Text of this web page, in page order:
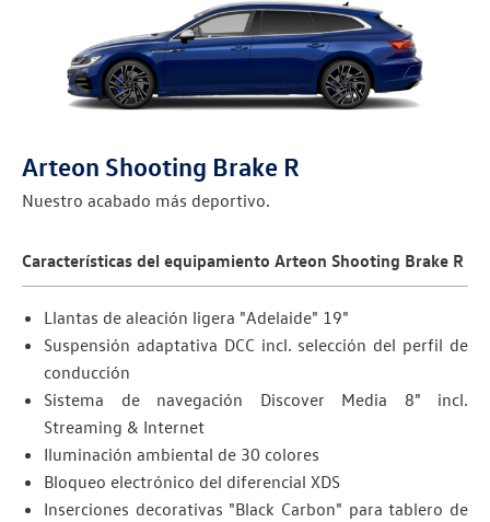
Arteon Shooting Brake R
Nuestro acabado más deportivo.
Características del equipamiento Arteon Shooting Brake R
Llantas de aleación ligera "Adelaide" 19"
Suspensión adaptativa DCC incl. selección del perfil de
conducción
Sistema de navegación Discover Media 8" incl.
Streaming & Internet
Iluminación ambiental de 30 colores
Bloqueo electrónico del diferencial XDS
Inserciones decorativas "Black Carbon" para tablero de